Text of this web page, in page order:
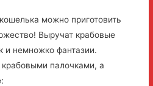
можно приготовить
Выручат крабовые
и немножко фантазии.
крабовыми палочками, а